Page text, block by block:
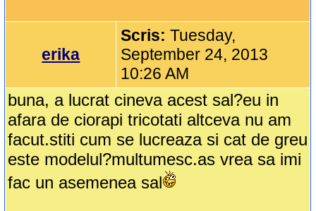
erika
Scris:Tuesday,
September 24, 2013
10:26 AM
buna, a lucrat cineva acest sal?eu in
afara de ciorapi tricotati altceva nu am
facut.stiti cum se lucreaza si cat de greu
este modelul?multumesc.as vrea sa imi
fac un asemenea sal